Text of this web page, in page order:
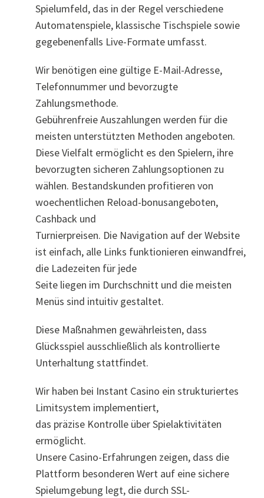
Spielumfeld, das in der Regel verschiedene
Automatenspiele, klassische Tischspiele sowie
gegebenenfalls Live-Formate umfasst.
Wir benötigen eine gültige E-Mail-Adresse,
Telefonnummer und bevorzugte
Zahlungsmethode.
Gebührenfreie Auszahlungen werden für die
meisten unterstützten Methoden angeboten.
Diese Vielfalt ermöglicht es den Spielern, ihre
bevorzugten sicheren Zahlungsoptionen zu
wählen. Bestandskunden profitieren von
woechentlichen Reload-bonusangeboten,
Cashback und
Turnierpreisen. Die Navigation auf der Website
ist einfach, alle Links funktionieren einwandfrei,
die Ladezeiten für jede
Seite liegen im Durchschnitt und die meisten
Menüs sind intuitiv gestaltet.
Diese Maßnahmen gewährleisten, dass
Glücksspiel ausschließlich als kontrollierte
Unterhaltung stattfindet.
Wir haben bei Instant Casino ein strukturiertes
Limitsystem implementiert,
das präzise Kontrolle über Spielaktivitäten
ermöglicht.
Unsere Casino-Erfahrungen zeigen, dass die
Plattform besonderen Wert auf eine sichere
Spielumgebung legt, die durch SSL-